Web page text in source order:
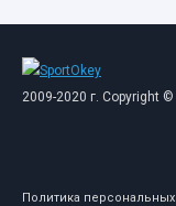
2009-2020 г. Copyright ©
Политика